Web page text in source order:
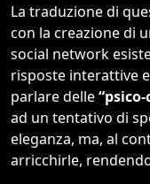
La traduzione di
con la creazione di
social network
risposte interattive
parlare delle“psico-
ad un tentativo di
eleganza, ma, al
arricchirle,